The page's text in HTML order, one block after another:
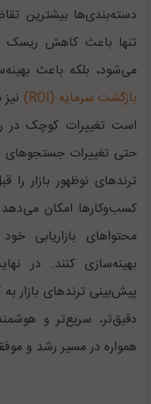
دسته‌بندی‌ها بیشترین
تنها باعث کاهش ریسک
می‌شود، بلکه باعث
بازگشت سرمایه (ROI)
است تغییرات کوچک در
حتی تغییرات جستجوهای
ترندهای نوظهور بازار را
کسب‌وکارها امکان
محتواهای بازاریابی
بهینه‌سازی کنند. در
پیش‌بینی ترندهای بازار
دقیق‌تر، سریع‌تر و
همواره در مسیر رشد و